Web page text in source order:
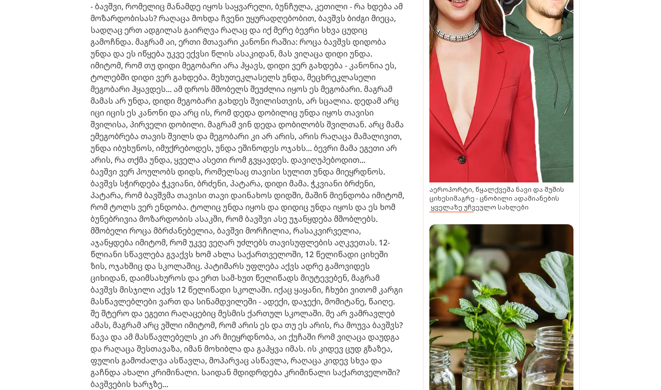
- ბავშვი, რომელიც მანამდე იყოს საყვარელი, ბუნჩულა, კეთილი - რა ხდება ამ
მოზარდობისას? რაღაცა მოხდა ჩვენი უყურადღებობით, ბავშვს ბიძგი მიეცა,
სადღაც ერთ ადგილას გაირღვა რაღაც და იქ მერე ბევრი სხვა ცუდიც
გამოჩნდა. მაგრამ აი, ერთი მთავარი კანონი რაშია: როცა ბავშვს დიდობა
უნდა და ეს იწყება უკვე ექვსი წლის ასაკიდან, მას ვიღაცა დიდი უნდა.
იმიტომ, რომ თუ დიდი მეგობარი არა ჰყავს, დიდი ვერ გახდება - კანონია ეს,
ტოლებში დიდი ვერ გახდება. მეხუთეკლასელს უნდა, მეცხრეკლასელი
მეგობარი ჰყავდეს... ამ დროს მშობელს შეუძლია იყოს ეს მეგობარი. მაგრამ
მამას არ უნდა, დიდი მეგობარი გახდეს შვილისთვის, არ სცალია. დედამ არც
იცი იცის ეს კანონი და არც ის, რომ დედა დობილიც უნდა იყოს თავისი
შვილისა, პირველი დობილი. მაგრამ ვინ დედა დობილობს შვილთან. არც მამა
ემეგობრება თავის შვილს და მეგობარი კი არ არის, არის რაღაცა მამალივით,
უნდა იბუხუნოს, იმუქრებოდეს, უნდა ეშინოდეს ოჯახს... ბევრი მამა ეგეთი არ
არის, რა თქმა უნდა, ყველა ასეთი რომ გვყავდეს. დავიღუპებოდით...
ბავშვი ვერ პოულობს დიდს, რომელსაც თავისი სულით უნდა მიეყრდნოს.
ბავშვს სჭირდება ჭკვიანი, ბრძენი, პატარა, დიდი მამა. ჭკვიანი ბრძენი,
პატარა, რომ ბავშვმა თავისი თავი დაინახოს დიდში, მაშინ მიენდობა იმიტომ,
რომ ტოლს ვერ ენდობა. ტოლიც უნდა იყოს და დიდიც უნდა იყოს და ეს ხომ
ბუნებრივია მოზარდობის ასაკში, რომ ბავშვი ასე უჯანყდება მშობლებს.
მშობელი როცა მბრძანებელია, ბავშვი მორჩილია, რასაკვირველია,
აჯანყდება იმიტომ, რომ უკვე ვეღარ უძლებს თავისუფლების აღკვეთას. 12-
წლიანი სწავლება გვაქვს ხომ ახლა საქართველოში, 12 წელიწადი ციხეში
ზის, ოჯახშიც და სკოლაშიც. პატიმარს უფლება აქვს ადრე გამოვიდეს
ციხიდან, დაიმსახუროს და ერთ სამ-ხუთ წელიწადს მიუტევებენ, მაგრამ
ბავშვს მისჯილი აქვს 12 წელიწადი სკოლაში. იქაც ყაყანი, ჩხუბი ვითომ კარგი
მასწავლებლები ვართ და სინამდვილეში - ადექი, დაჯექი, მომიტანე, წაიღე.
შე შტერო და ეგეთი რაღაცებიც მესმის ქართულ სკოლაში. მე არ ვამრავლებ
ამას, მაგრამ არც ვშლი იმიტომ, რომ არის ეს და თუ ეს არის, რა მოუვა ბავშვს?
წავა და ამ მასწავლებელს კი არ მიეყრდნობა, აი ქუჩაში რომ ვიღაცა დაუდგა
და რაღაცა შესთავაზა, იმან მოხიბლა და გაჰყვა იმას. ის კიდევ ცუდ გზაზეა,
ფულის გამოძალვა ასწავლა, მოპარვაც ასწავლა, რაღაცა კიდევ სხვა და
გაჩნდა ახალი კრიმინალი. საიდან მდიდრდება კრიმინალი საქართველოში?
ბავშვების ხარჯზე...
აეროპორტი, წყალქვეშა ნავი და შუშის
ციხესიმაგრე - ცნობილი ადამიანების
ყველაზე უჩვეულო სახლები